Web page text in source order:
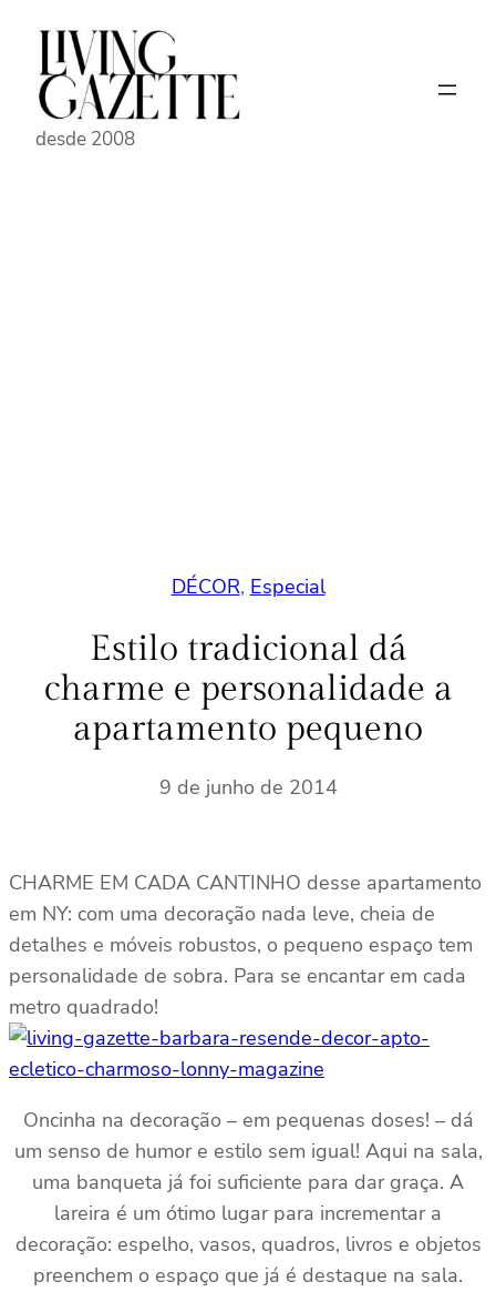
Pular
conteúdo
desde 2008
DÉCOR, Especial
Estilo tradicional dá
charme e personalidade a
apartamento pequeno
9 de junho de 2014
CHARME EM CADA CANTINHO desse apartamento
em NY: com uma decoração nada leve, cheia de
detalhes e móveis robustos, o pequeno espaço tem
personalidade de sobra. Para se encantar em cada
metro quadrado!
Oncinha na decoração – em pequenas doses! – dá
um senso de humor e estilo sem igual! Aqui na sala,
uma banqueta já foi suficiente para dar graça. A
lareira é um ótimo lugar para incrementar a
decoração: espelho, vasos, quadros, livros e objetos
preenchem o espaço que já é destaque na sala.